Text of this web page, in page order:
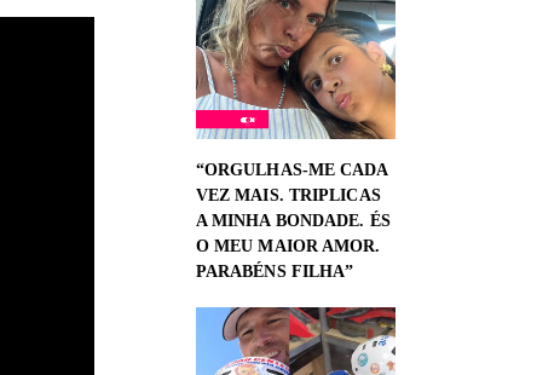
“ORGULHAS-ME CADA
VEZ MAIS. TRIPLICAS
A MINHA BONDADE. ÉS
O MEU MAIOR AMOR.
PARABÉNS FILHA”